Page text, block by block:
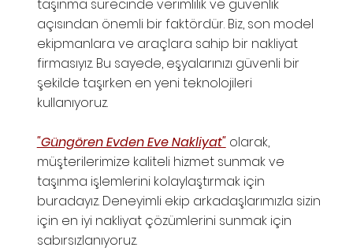
taşınma sürecinde verimlilik ve güvenlik
açısından önemli bir faktördür. Biz, son model
ekipmanlara ve araçlara sahip bir nakliyat
firmasıyız. Bu sayede, eşyalarınızı güvenli bir
şekilde taşırken en yeni teknolojileri
kullanıyoruz.
"Güngören Evden Eve Nakliyat"olarak,
müşterilerimize kaliteli hizmet sunmak ve
taşınma işlemlerini kolaylaştırmak için
buradayız. Deneyimli ekip arkadaşlarımızla sizin
için en iyi nakliyat çözümlerini sunmak için
sabırsızlanıyoruz.